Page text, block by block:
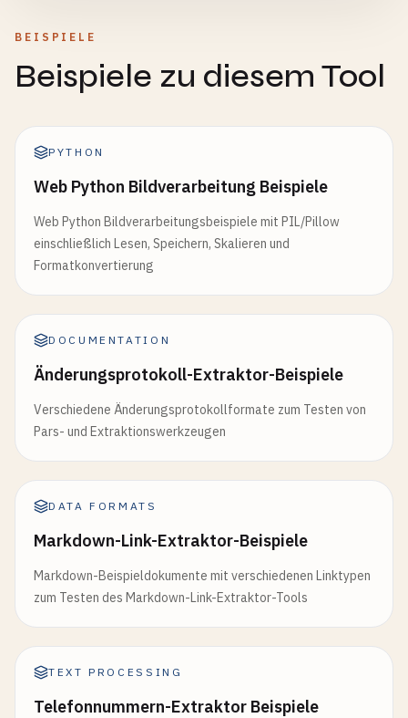
BEISPIELE
Beispiele zu diesem Tool
PYTHON
Web Python Bildverarbeitung Beispiele
Web Python Bildverarbeitungsbeispiele mit PIL/Pillow
einschließlich Lesen, Speichern, Skalieren und
Formatkonvertierung
DOCUMENTATION
Änderungsprotokoll-Extraktor-Beispiele
Verschiedene Änderungsprotokollformate zum Testen von
Pars- und Extraktionswerkzeugen
DATA FORMATS
Markdown-Link-Extraktor-Beispiele
Markdown-Beispieldokumente mit verschiedenen Linktypen
zum Testen des Markdown-Link-Extraktor-Tools
TEXT PROCESSING
Telefonnummern-Extraktor Beispiele